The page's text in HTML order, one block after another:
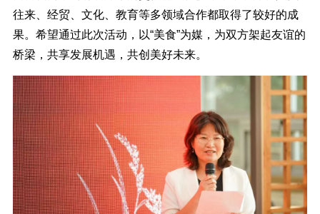
往来、经贸、文化、教育等多领域合作都取得了较好的成
果。希望通过此次活动，以“美食”为媒，为双方架起友谊的
桥梁，共享发展机遇，共创美好未来。